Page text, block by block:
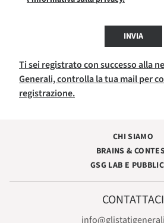
INVIA
Ti sei registrato con successo alla
Generali, controlla la tua mail per
registrazione.
CHI SIAMO
BRAINS &
GSG LAB E
CONTATTACI